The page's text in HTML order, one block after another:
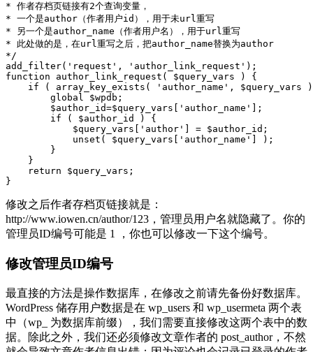
* 作者存档页链接有2个查询变量，
* 一个是author（作者用户id），用于未url重写
* 另一个是author_name（作者用户名），用于url重写
* 此处做的是，在url重写之后，把author_name替换为author
*/
add_filter('request', 'author_link_request');
function author_link_request( $query_vars ) {
if ( array_key_exists( 'author_name', $query_vars
        global $wpdb;
        $author_id=$query_vars['author_name'];
        if ( $author_id ) {
            $query_vars['author'] = $author_id;
            unset( $query_vars['author_name'] );
        }
    }
    return $query_vars;
}
修改之后作者存档页链接就是：
http://www.iowen.cn/author/123，管理员用户名就隐藏了。你的
管理员ID编号可能是 1 ，你也可以修改一下这个编号。
修改管理员ID编号
最直接的方法是操作数据库，在修改之前请先备份好数据库。
WordPress 储存用户数据是在 wp_users 和 wp_usermeta 两个表
中（wp_ 为数据库前缀），我们需要直接修改这两个表中的数
据。除此之外，我们还必须修改文章作者的 post_author，不然